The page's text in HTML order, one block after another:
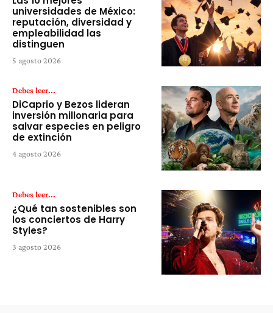
universidades de México:
reputación, diversidad y
empleabilidad las
distinguen
5 agosto 2026
Debes leer...
DiCaprio y Bezos lideran
inversión millonaria para
salvar especies en peligro
de extinción
4 agosto 2026
Debes leer...
¿Qué tan sostenibles son
los conciertos de Harry
Styles?
3 agosto 2026